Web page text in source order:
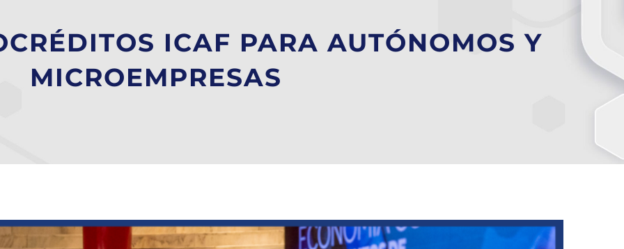
ICAF PARA AUTÓNOMOS Y
MICROEMPRESAS